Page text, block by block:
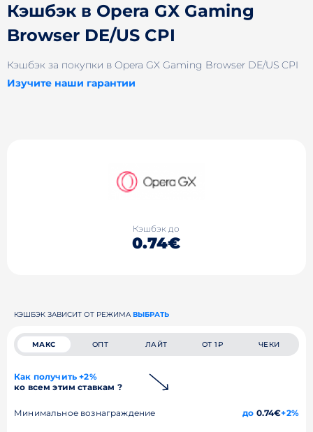
Кэшбэк в Opera GX Gaming
Browser DE/US CPI
Кэшбэк за покупки в Opera GX Gaming Browser DE/US CPI
Изучите наши гарантии
Кэшбэк до
0.74€
КЭШБЭК ЗАВИСИТ ОТ РЕЖИМА ВЫБРАТЬ
МАКС ОПТ ЛАЙТ ОТ 1₽ ЧЕКИ
Как получить +2%
ко всем этим ставкам ?
Минимальное вознаграждение до 0.74€+2%